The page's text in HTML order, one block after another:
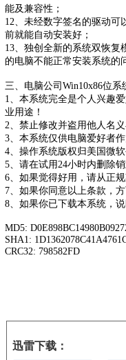
能及兼容性；
12、未经数字签名的驱动可
前就能自动安装好；
13、独创全新的系统双恢复
的电脑不能正常安装系统的
三、电脑公司Win10x86位系
1、本系统完全是个人兴趣
业用途！
2、禁止修改并盗用他人名义
3、本系统仅供电脑爱好者
4、操作系统版权归美国微软
5、请在试用24小时内删除销
6、如果觉得好用，请从正
7、如果你同意以上条款，
8、如果你已下载本系统，
MD5:
SHA1:
CRC32: 798582FD
迅雷下载：